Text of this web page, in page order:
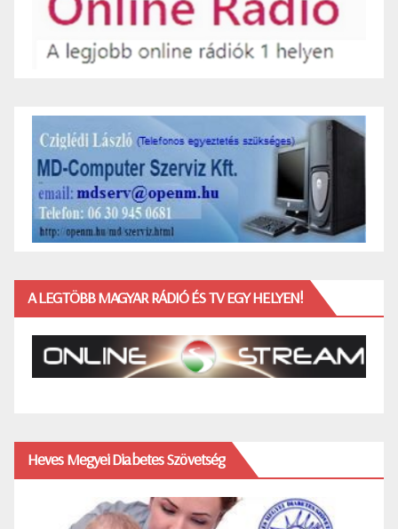
A LEGTÖBB MAGYAR RÁDIÓ ÉS TV EGY HELYEN!
Heves Megyei Diabetes Szövetség